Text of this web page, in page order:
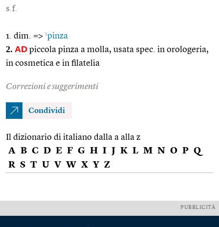
s.f.
1. dim. => 1pinza
2. AD piccola pinza a molla, usata spec. in orologeria,
in cosmetica e in filatelia
Correzioni e suggerimenti
Condividi
Il dizionario di italiano dalla a alla z
A B C D E F G H I J K L M N O P Q
R S T U V W X Y Z
PUBBLICITÀ